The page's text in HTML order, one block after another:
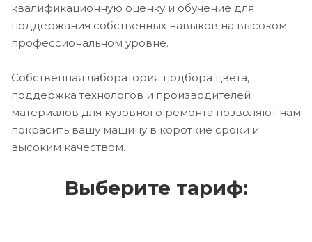
квалификационную оценку и обучение для
поддержания собственных навыков на высоком
профессиональном уровне.
Собственная лаборатория подбора цвета,
поддержка технологов и производителей
материалов для кузовного ремонта позволяют нам
покрасить вашу машину в короткие сроки и
высоким качеством.
Выберите тариф: